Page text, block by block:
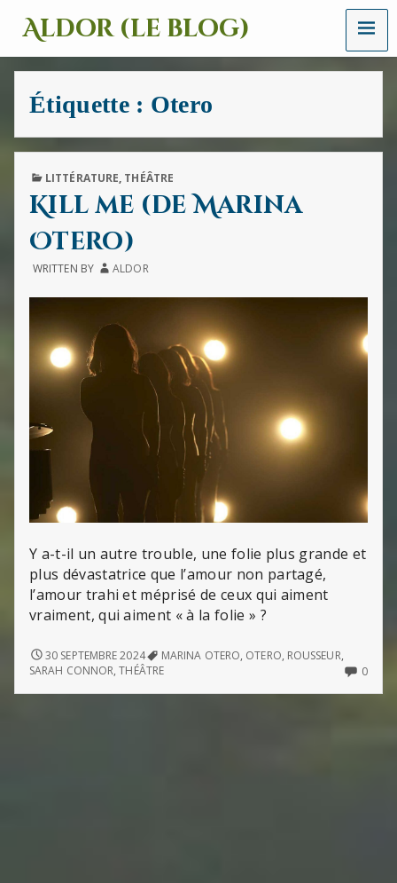
Aldor (le blog)
Un
site
avec
des
des
images
et
sons
MENU
Étiquette : Otero
PUBLISHED
LITTÉRATURE, THÉÂTRE
Kill me (de Marina
Otero)
WRITTEN BY ALDOR
Y a-t-il un autre trouble, une folie plus grande et
plus dévastatrice que l’amour non partagé,
l’amour trahi et méprisé de ceux qui aiment
vraiment, qui aiment « à la folie » ?
KILL
ME
MARINA
30 SEPTEMBRE 2024 MARINA OTERO, OTERO, ROUSSEUR,
SARAH CONNOR,THÉÂTRE 0NO